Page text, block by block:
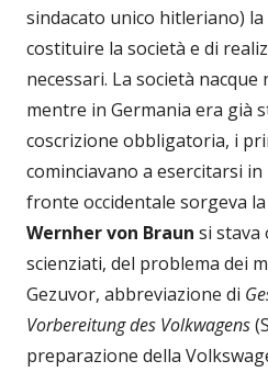
sindacato unico hitleriano)
costituire la società e di
necessari. La società nacque
mentre in Germania era già
coscrizione obbligatoria, i
cominciavano a esercitarsi
fronte occidentale sorgeva
Wernher von Braun si stava
scienziati, del problema dei
Gezuvor, abbreviazione di
Vorbereitung des Volkwagens
preparazione della